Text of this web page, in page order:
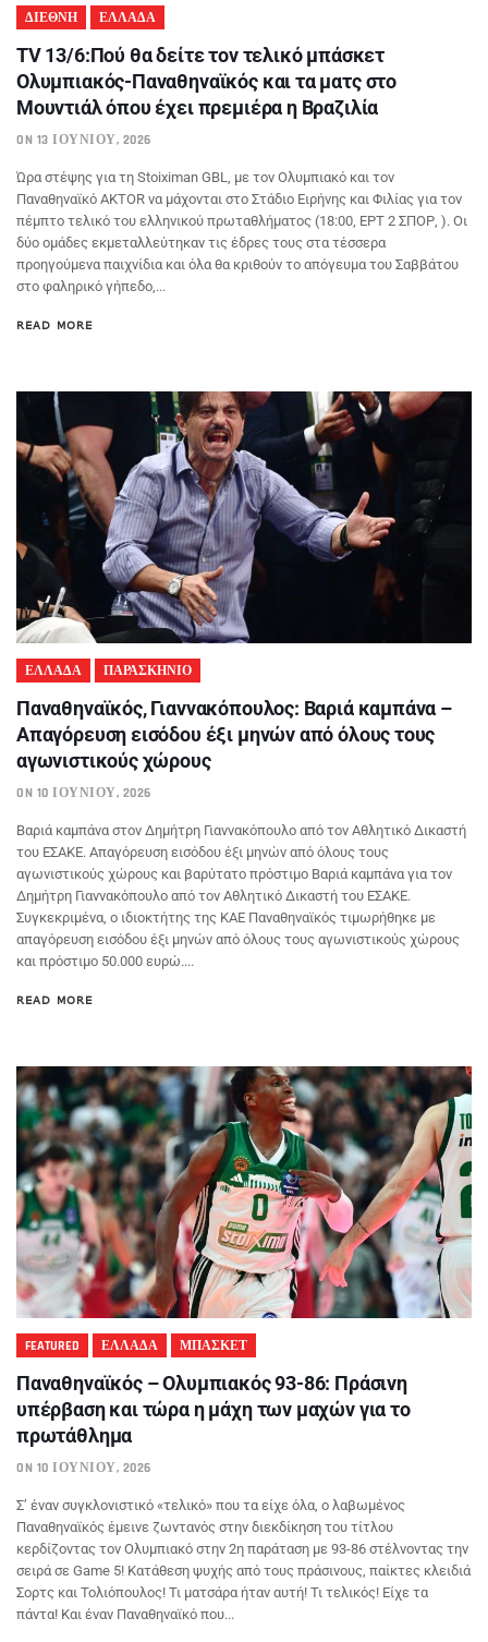
ΔΙΕΘΝΗ ΕΛΛΑΔΑ
TV 13/6:Πού θα δείτε τον τελικό μπάσκετ
Ολυμπιακός-Παναθηναϊκός και τα ματς στο
Μουντιάλ όπου έχει πρεμιέρα η Βραζιλία
ON 13 ΙΟΥΝΊΟΥ, 2026
Ώρα στέψης για τη Stoiximan GBL, με τον Ολυμπιακό και τον
Παναθηναϊκό AKTOR να μάχονται στο Στάδιο Ειρήνης και Φιλίας για τον
πέμπτο τελικό του ελληνικού πρωταθλήματος (18:00, ΕΡΤ 2 ΣΠΟΡ, ). Οι
δύο ομάδες εκμεταλλεύτηκαν τις έδρες τους στα τέσσερα
προηγούμενα παιχνίδια και όλα θα κριθούν το απόγευμα του Σαββάτου
στο φαληρικό γήπεδο,...
READ MORE
ΕΛΛΑΔΑ ΠΑΡΑΣΚΗΝΙΟ
Παναθηναϊκός, Γιαννακόπουλος: Βαριά καμπάνα –
Απαγόρευση εισόδου έξι μηνών από όλους τους
αγωνιστικούς χώρους
ON 10 ΙΟΥΝΊΟΥ, 2026
Βαριά καμπάνα στον Δημήτρη Γιαννακόπουλο από τον Αθλητικό Δικαστή
του ΕΣΑΚΕ. Απαγόρευση εισόδου έξι μηνών από όλους τους
αγωνιστικούς χώρους και βαρύτατο πρόστιμο Βαριά καμπάνα για τον
Δημήτρη Γιαννακόπουλο από τον Αθλητικό Δικαστή του ΕΣΑΚΕ.
Συγκεκριμένα, ο ιδιοκτήτης της ΚΑΕ Παναθηναϊκός τιμωρήθηκε με
απαγόρευση εισόδου έξι μηνών από όλους τους αγωνιστικούς χώρους
και πρόστιμο 50.000 ευρώ....
READ MORE
FEATURED ΕΛΛΑΔΑ ΜΠΑΣΚΕΤ
Παναθηναϊκός – Ολυμπιακός 93-86: Πράσινη
υπέρβαση και τώρα η μάχη των μαχών για το
πρωτάθλημα
ON 10 ΙΟΥΝΊΟΥ, 2026
Σ’ έναν συγκλονιστικό «τελικό» που τα είχε όλα, ο λαβωμένος
Παναθηναϊκός έμεινε ζωντανός στην διεκδίκηση του τίτλου
κερδίζοντας τον Ολυμπιακό στην 2η παράταση με 93-86 στέλνοντας την
σειρά σε Game 5! Κατάθεση ψυχής από τους πράσινους, παίκτες κλειδιά
Σορτς και Τολιόπουλος! Τι ματσάρα ήταν αυτή! Τι τελικός! Είχε τα
πάντα! Και έναν Παναθηναϊκό που...